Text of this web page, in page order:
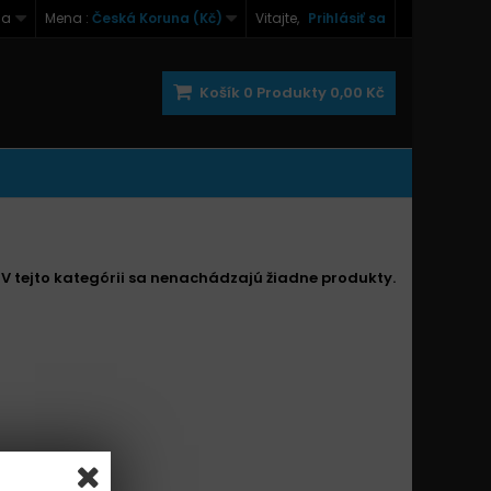
Vitajte, Prihlásiť sa
Mena : Česká Koruna (Kč)
Košík 0 Produkty 0,00 Kč
V tejto kategórii sa nenachádzajú žiadne produkty.